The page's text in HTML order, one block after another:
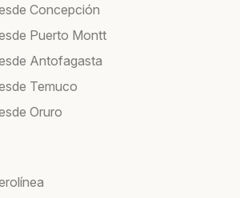
Concepción
Puerto Montt
Antofagasta
Temuco
Oruro